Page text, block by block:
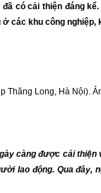
có cải thiện đáng
các khu công nghiệp,
Thăng Long, Hà Nội).
càng được cải
lao động. Qua đây,